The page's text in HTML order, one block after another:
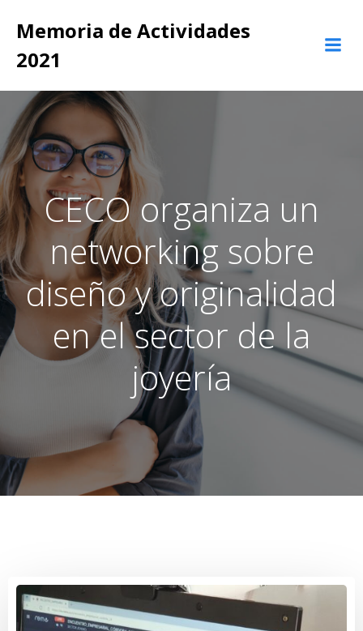
al
Memoria de Actividades
2021
CECO organiza un
networking sobre
diseño y originalidad
en el sector de la
joyería